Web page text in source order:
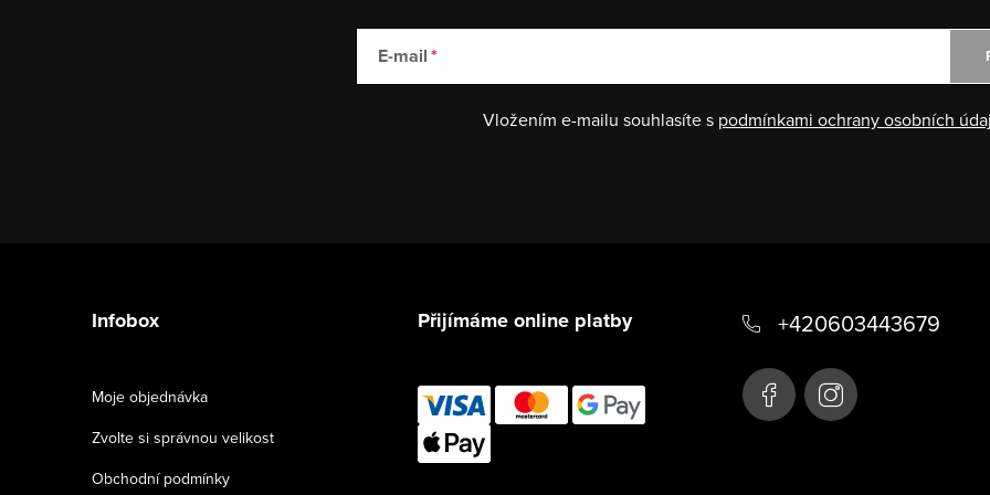
E-mail
Vložením e-mailu souhlasíte s podmínkami ochrany osobních
Infobox
Moje objednávka
Zvolte si správnou velikost
Obchodní podmínky
Přijímáme online platby +420603443679